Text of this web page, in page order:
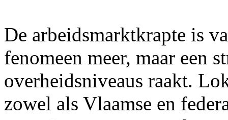
De arbeidsmarktkrapte is
fenomeen meer, maar een
overheidsniveaus raakt.
zowel als Vlaamse en